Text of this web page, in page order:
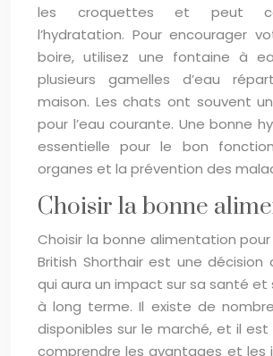
les croquettes et peut
l’hydratation. Pour encourager
boire, utilisez une fontaine à
plusieurs gamelles d’eau
maison. Les chats ont souvent
pour l’eau courante. Une bonne
essentielle pour le bon
organes et la prévention des
Choisir la bonne
Choisir la bonne alimentation
British Shorthair est une décision
qui aura un impact sur sa santé
à long terme. Il existe de
disponibles sur le marché, et il
comprendre les avantages et les